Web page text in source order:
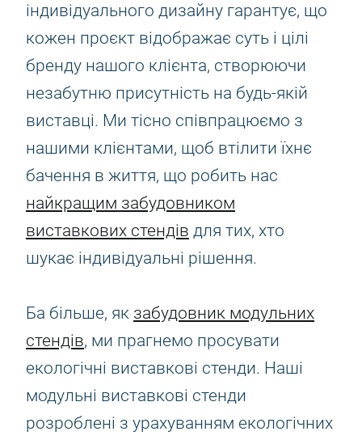
індивідуального дизайну гарантує, що
кожен проєкт відображає суть і цілі
бренду нашого клієнта, створюючи
незабутню присутність на будь-якій
виставці. Ми тісно співпрацюємо з
нашими клієнтами, щоб втілити їхнє
бачення в життя, що робить нас
найкращим забудовником
виставкових стендів для тих, хто
шукає індивідуальні рішення.
Ба більше, як забудовник модульних
стендів, ми прагнемо просувати
екологічні виставкові стенди. Наші
модульні виставкові стенди
розроблені з урахуванням екологічних